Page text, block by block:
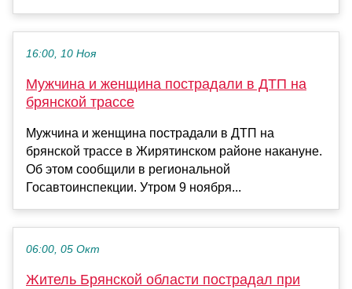
16:00, 10 Ноя
Мужчина и женщина пострадали в ДТП на
брянской трассе
Мужчина и женщина пострадали в ДТП на
брянской трассе в Жирятинском районе накануне.
Об этом сообщили в региональной
Госавтоинспекции. Утром 9 ноября...
06:00, 05 Окт
Житель Брянской области пострадал при